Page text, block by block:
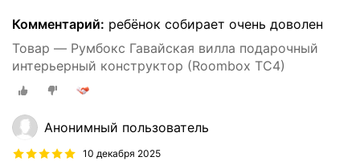
Комментарий: ребёнок собирает очень доволен
Товар — Румбокс Гавайская вилла подарочный
интерьерный конструктор (Roombox TC4)
Анонимный пользователь
10 декабря 2025